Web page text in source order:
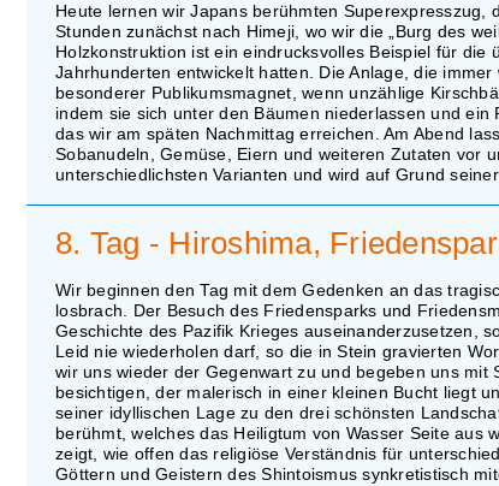
Heute lernen wir Japans berühmten
Stunden zunächst nach Himeji, wo wir die „Burg des
Holzkonstruktion ist ein eindrucksvolles Beispiel für
Jahrhunderten entwickelt hatten. Die Anlage, die
besonderer Publikumsmagnet, wenn unzählige
indem sie sich unter den Bäumen niederlassen und
das wir am späten Nachmittag erreichen. Am Abend
Sobanudeln, Gemüse, Eiern und weiteren Zutaten vor
unterschiedlichsten Varianten und wird auf Grund
8. Tag - Hiroshima,
Wir beginnen den Tag mit dem Gedenken an das
losbrach. Der Besuch des Friedensparks und
Geschichte des Pazifik Krieges auseinanderzusetzen,
Leid nie wiederholen darf, so die in Stein gravierten
wir uns wieder der Gegenwart zu und begeben uns
besichtigen, der malerisch in einer kleinen Bucht liegt
seiner idyllischen Lage zu den drei schönsten
berühmt, welches das Heiligtum von Wasser Seite aus
zeigt, wie offen das religiöse Verständnis für
Göttern und Geistern des Shintoismus synkretistisch